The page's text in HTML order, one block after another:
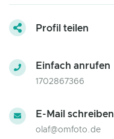
Profil teilen
Einfach anrufen
1702867366
E-Mail schreiben
olaf@omfoto.de